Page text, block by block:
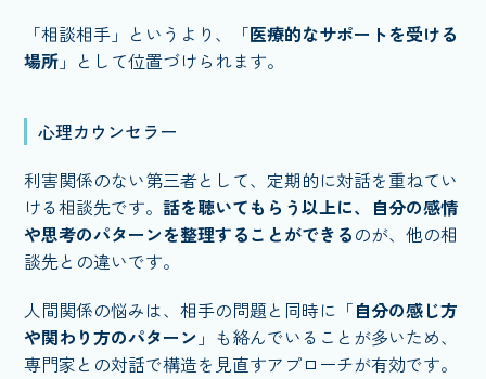
「相談相手」というより、「医療的なサポートを受ける
場所 」として位置づけられます。
心理カウンセラー
利害関係のない第三者として、定期的に対話を重ねてい
ける相談先です。話を聴いてもらう以上に、自分の感情
や思考のパターンを整理することができるのが、他の相
談先との違いです。
人間関係の悩みは、相手の問題と同時に「自分の感じ方
や関わり方のパターン 」も絡んでいることが多いため、
専門家との対話で構造を見直すアプローチが有効です。